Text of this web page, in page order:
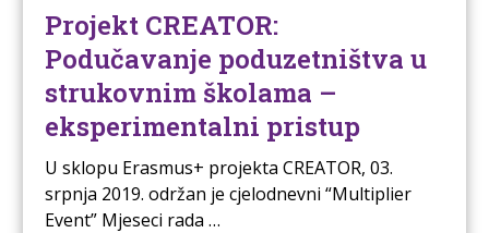
Projekt CREATOR:
Podučavanje poduzetništva u
strukovnim školama –
eksperimentalni pristup
U sklopu Erasmus+ projekta CREATOR, 03.
srpnja 2019. održan je cjelodnevni “Multiplier
Event” Mjeseci rada …